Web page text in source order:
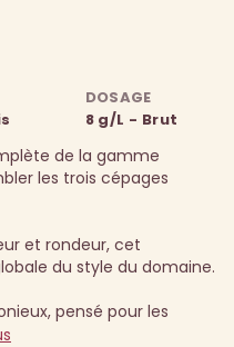
DOSAGE
8 g/L - Brut
de la gamme
les trois cépages
et rondeur, cet
du style du domaine.
pensé pour les